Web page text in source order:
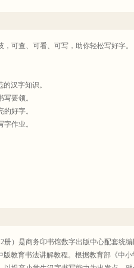
可查、可看、可写，助你轻松写好字。
汉字知识。
要领。
好字。
作业。
册）是商务印书馆数字出版中心配套统
教育书法讲解教程。根据教育部《中小